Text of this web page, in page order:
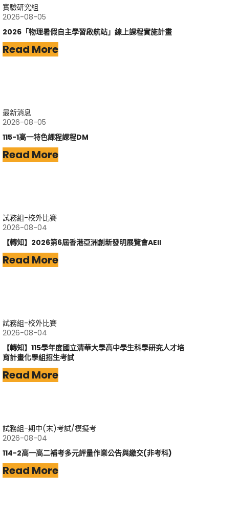
實驗研究組
2026-08-05
2026「物理暑假自主學習啟航站」線上課程實施計畫
Read More
最新消息
2026-08-05
115-1高一特色課程課程DM
Read More
試務組-校外比賽
2026-08-04
【轉知】2026第6屆香港亞洲創新發明展覽會AEII
Read More
試務組-校外比賽
2026-08-04
【轉知】115學年度國立清華大學高中學生科學研究人才培
育計畫化學組招生考試
Read More
試務組-期中(末)考試/模擬考
2026-08-04
114-2高一高二補考多元評量作業公告與繳交(非考科)
Read More